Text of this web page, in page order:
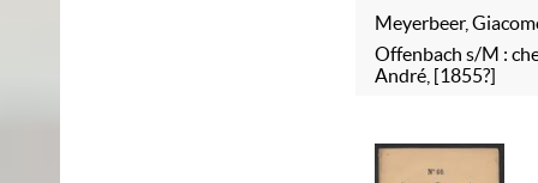
Meyerbeer,
Offenbach s/M :
André, [1855?]